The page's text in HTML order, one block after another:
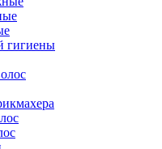
гигиены